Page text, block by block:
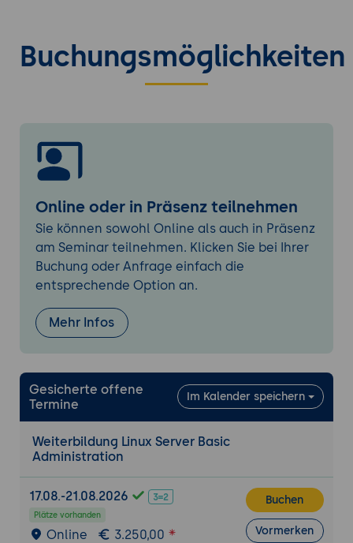
Swapspaces erzeugen und einbinden
Netzwerkkonfiguration
Routing-, Proxy- und Gateway- Setup
Netzwerk-Connectivity auf der
lokalisieren und beheben
Hostnamen und Namensauflösung
konfigurieren
Netzwerk-Konfiguration mit dem
NetworkManager
Netzwerkübergreifendes Arbeiten
Einloggen auf entfernten Rechnern
SSH: Ausführen von Kommandos auf
entfernten Rechnern
Verwendung von Schlüsselpaaren zur
Authentifikation
Systemen
Software-RAID
Logical Volume Manager (LVM2)
Buchungsmöglichkeiten
Online oder in Präsenz teilnehmen
Sie können sowohl Online als auch in Präsenz
am Seminar teilnehmen. Klicken Sie bei Ihrer
Buchung oder Anfrage einfach die
entsprechende Option an.
Mehr Infos
Gesicherte offene
Termine
Im Kalender speichern
Weiterbildung Linux Server Basic
Administration
17.08.-21.08.2026
Plätze vorhanden
Online 3.250,00
Buchen
Vormerken